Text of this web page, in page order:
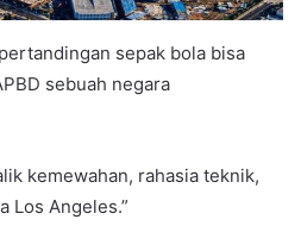
sepak bola bisa
sebuah negara
kemewahan, rahasia teknik,
Los Angeles.”